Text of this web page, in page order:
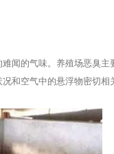
闻的气味。养殖场恶臭
和空气中的悬浮物密切相